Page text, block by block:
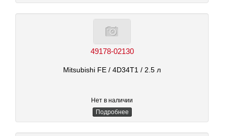
49178-02130
Mitsubishi FE/ 4D34T1 / 2.5 л
Нет в наличии
Подробнее